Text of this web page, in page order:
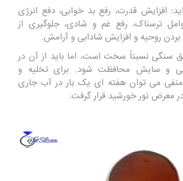
افزایش قدرت، رفع بد خوابی، دفع انرژی
ترسناک، رفع غم و شادی، جلوگیری از
بردن روحیه و افزایش شادابی و آرامش.
سنگی نسبتاً سخت است، اما باید از آن در
و سایش محافظت شود. برای تخلیه و
منفی می توان هفته ای یک بار در آب جاری
معرض نور خورشید قرار گرفت.